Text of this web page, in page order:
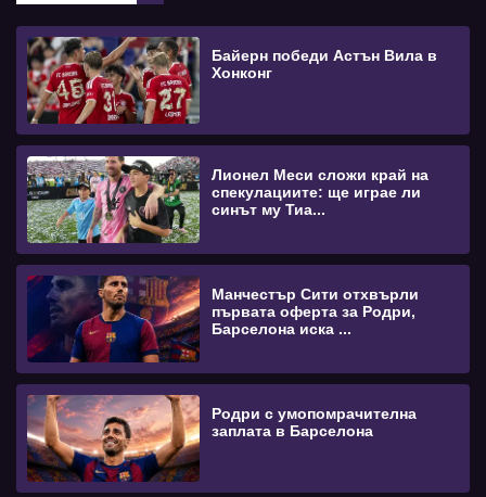
Байерн победи Астън Вила в
Хонконг
Лионел Меси сложи край на
спекулациите: ще играе ли
синът му Тиа...
Манчестър Сити отхвърли
първата оферта за Родри,
Барселона иска ...
Родри с умопомрачителна
заплата в Барселона